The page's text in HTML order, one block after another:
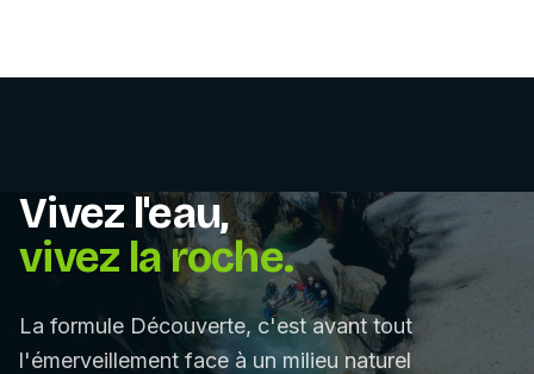
Vivez l'eau,
vivez la roche.
La formule Découverte, c'est avant tout
l'émerveillement face à un milieu naturel